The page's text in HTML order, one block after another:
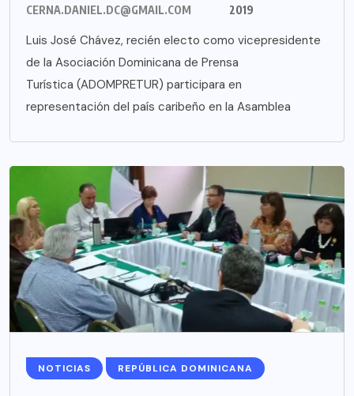
CERNA.DANIEL.DC@GMAIL.COM 2019
Luis José Chávez, recién electo como vicepresidente
de la Asociación Dominicana de Prensa
Turística (ADOMPRETUR) participara en
representación del país caribeño en la Asamblea
NOTICIAS REPÚBLICA DOMINICANA